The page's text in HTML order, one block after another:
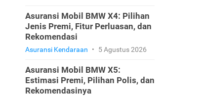
Asuransi Mobil BMW X4: Pilihan
Jenis Premi, Fitur Perluasan, dan
Rekomendasi
Asuransi Kendaraan • 5 Agustus 2026
Asuransi Mobil BMW X5:
Estimasi Premi, Pilihan Polis, dan
Rekomendasinya